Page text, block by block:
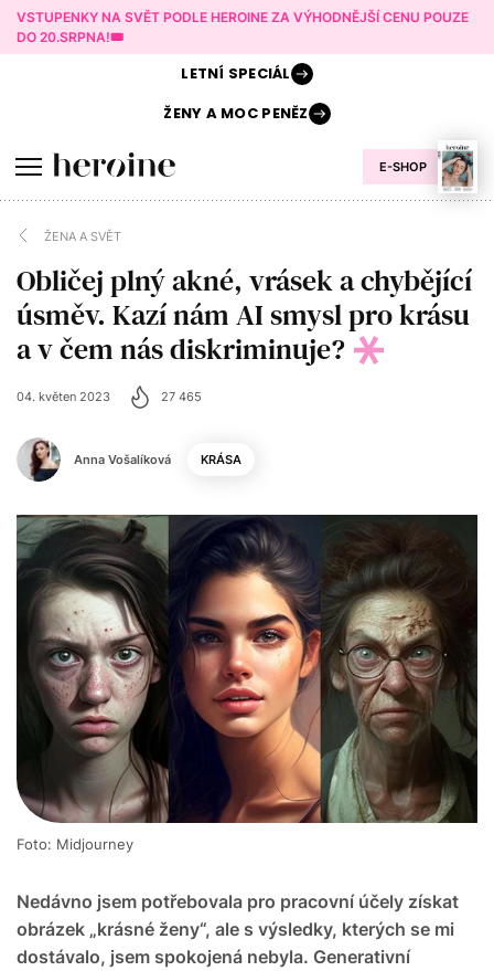
VSTUPENKY NA SVĚT PODLE HEROINE ZA VÝHODNĚJŠÍ CENU POUZE
DO 20.SRPNA!🎟️
E-SHOP
LETNÍ SPECIÁL
ŽENY AMOC PENĚZ
ŽENA A SVĚT
Obličej plný akné, vrásek a chybějící
úsměv. Kazí nám AI smysl pro krásu
a v čem nás diskriminuje?
Anna Vošalíková
04. květen 2023 27 465
KRÁSA
Nedávno jsem potřebovala pro pracovní účely získat
obrázek „krásné ženy“, ale s výsledky, kterých se mi
dostávalo, jsem spokojená nebyla. Generativní
Foto: Midjourney